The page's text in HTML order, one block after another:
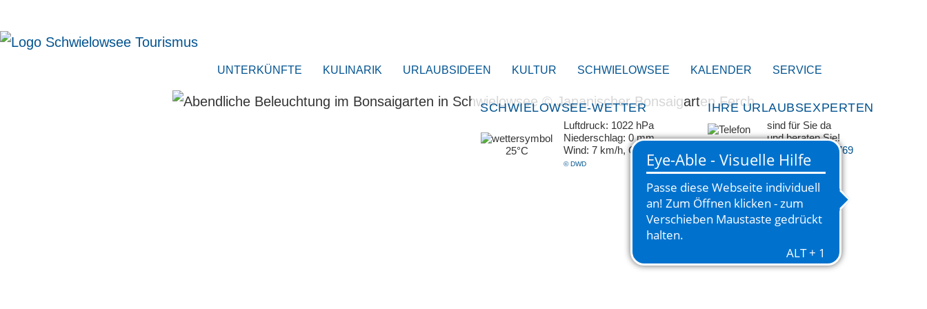
UNTERKÜNFTE KULINARIK URLAUBSIDEEN KULTUR SCHWIELOWSEE KALENDER SERVICE
SCHWIELOWSEE-WETTER
25°C
Luftdruck: 1022 hPa
Niederschlag: 0 mm
Wind: 7 km/h, ONO
© DWD
IHRE URLAUBSEXPERTEN
sind für Sie da
und beraten Sie!
+49 33209 769 769